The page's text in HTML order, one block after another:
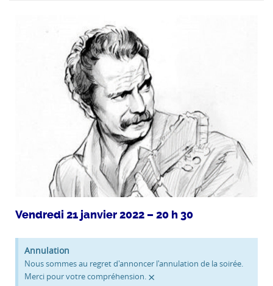
Vendredi 21 janvier 2022 – 20 h 30
Annulation
Nous sommes au regret d'annoncer l'annulation de la soirée.
Merci pour votre compréhension. ×